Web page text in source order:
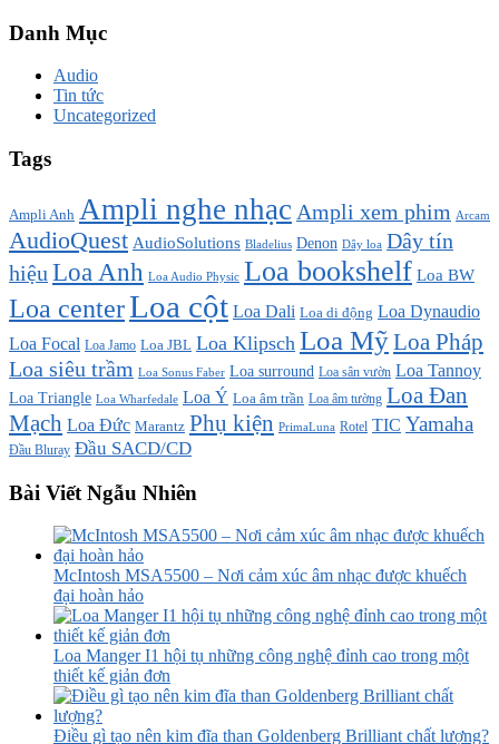
Danh Mục
Audio
Tin tức
Uncategorized
Tags
Ampli Anh Ampli nghe nhạc Ampli xem phim Arcam
AudioQuest AudioSolutions Bladelius Denon Dây loa Dây tín
hiệu Loa Anh Loa Audio Physic Loa bookshelf Loa BW
Loa centerLoa cột Loa Dali Loa di động Loa Dynaudio
Loa Focal Loa Jamo Loa JBL Loa Klipsch Loa MỹLoa Pháp
Loa siêu trầm Loa Sonus Faber Loa surround Loa sân vườn Loa Tannoy
Loa Triangle Loa Wharfedale Loa Ý Loa âm trần Loa âm tường Loa Đan
Mạch Loa Đức Marantz Phụ kiện PrimaLuna Rotel TIC Yamaha
Đầu Bluray Đầu SACD/CD
Bài Viết Ngẫu Nhiên
McIntosh MSA5500 – Nơi cảm xúc âm nhạc được khuếch
đại hoàn hảo
Loa Manger I1 hội tụ những công nghệ đỉnh cao trong một
thiết kế giản đơn
Điều gì tạo nên kim đĩa than Goldenberg Brilliant chất lượng?